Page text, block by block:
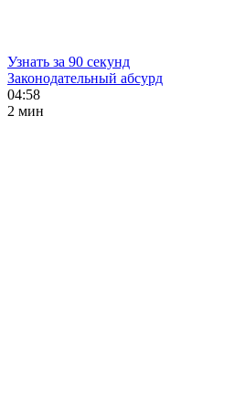
Узнать за 90 секунд
Законодательный абсурд
04:58
2 мин